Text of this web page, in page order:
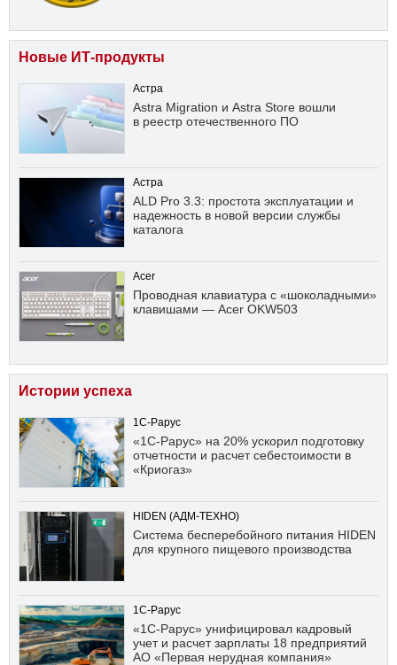
Новые ИТ-продукты
Астра
Astra Migration и Astra Store вошли
в реестр отечественного ПО
Астра
ALD Pro 3.3: простота эксплуатации и
надежность в новой версии службы
каталога
Acer
Проводная клавиатура с «шоколадными»
клавишами — Acer OKW503
Истории успеха
1С-Рарус
«1С-Рарус» на 20% ускорил подготовку
отчетности и расчет себестоимости в
«Криогаз»
HIDEN (АДМ-ТЕХНО)
Система бесперебойного питания HIDEN
для крупного пищевого производства
1С-Рарус
«1С-Рарус» унифицировал кадровый
учет и расчет зарплаты 18 предприятий
АО «Первая нерудная компания»